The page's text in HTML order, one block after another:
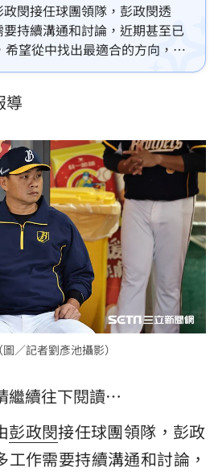
閔接任球團領隊，彭政閔透
持續溝通和討論，近期甚至已
望從中找出最適合的方向，幫
。
導
／記者劉彥池攝影）
繼續往下閱讀…
彭政閔接任球團領隊，彭政
作需要持續溝通和討論，